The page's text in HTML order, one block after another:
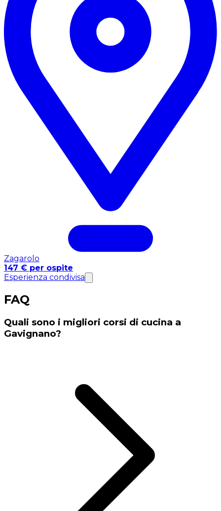
Zagarolo
147 € per ospite
Esperienza condivisa
FAQ
Quali sono i migliori corsi di cucina a
Gavignano?